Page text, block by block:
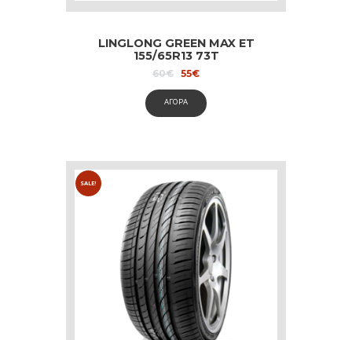
LINGLONG GREEN MAX ET
155/65R13 73T
60€
Original
was:
60€.
55€Current
is:
55€.
ΑΓΟΡΑ
SALE!